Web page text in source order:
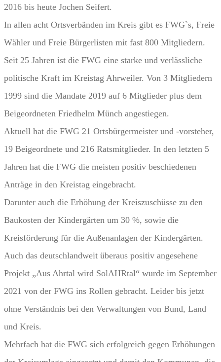
2016 bis heute Jochen Seifert.
In allen acht Ortsverbänden im Kreis gibt es FWG`s, Freie
Wähler und Freie Bürgerlisten mit fast 800 Mitgliedern.
Seit 25 Jahren ist die FWG eine starke und verlässliche
politische Kraft im Kreistag Ahrweiler. Von 3 Mitgliedern
1999 sind die Mandate 2019 auf 6 Mitglieder plus dem
Beigeordneten Friedhelm Münch angestiegen.
Aktuell hat die FWG 21 Ortsbürgermeister und -vorsteher,
19 Beigeordnete und 216 Ratsmitglieder. In den letzten 5
Jahren hat die FWG die meisten positiv beschiedenen
Anträge in den Kreistag eingebracht.
Darunter auch die Erhöhung der Kreiszuschüsse zu den
Baukosten der Kindergärten um 30 %, sowie die
Kreisförderung für die Außenanlagen der Kindergärten.
Auch das deutschlandweit überaus positiv angesehene
Projekt „Aus Ahrtal wird SolAHRtal“ wurde im September
2021 von der FWG ins Rollen gebracht. Leider bis jetzt
ohne Verständnis bei den Verwaltungen von Bund, Land
und Kreis.
Mehrfach hat die FWG sich erfolgreich gegen Erhöhungen